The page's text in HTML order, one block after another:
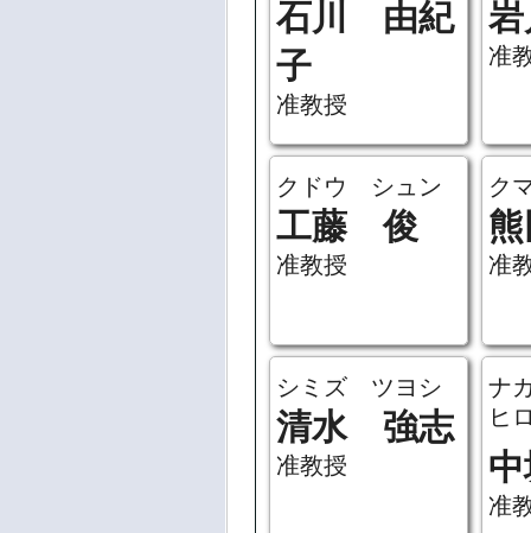
石川 由紀
子
准教授
准
クドウ シュン
工藤 俊
准教授
ク
准
シミズ ツヨシ
清水 強志
准教授
ナ
ヒ
准